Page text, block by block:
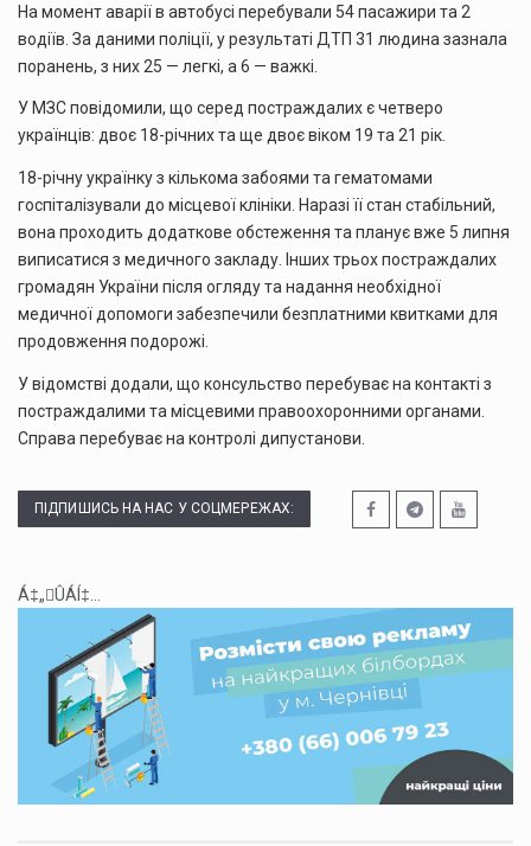
На момент аварії в автобусі перебували 54 пасажири та 2
водіїв. За даними поліції, у результаті ДТП 31 людина зазнала
поранень, з них 25 — легкі, а 6 — важкі.
У МЗС повідомили, що серед постраждалих є четверо
українців: двоє 18-річних та ще двоє віком 19 та 21 рік.
18-річну українку з кількома забоями та гематомами
госпіталізували до місцевої клініки. Наразі її стан стабільний,
вона проходить додаткове обстеження та планує вже 5 липня
виписатися з медичного закладу. Інших трьох постраждалих
громадян України після огляду та надання необхідної
медичної допомоги забезпечили безплатними квитками для
продовження подорожі.
У відомстві додали, що консульство перебуває на контакті з
постраждалими та місцевими правоохоронними органами.
Справа перебуває на контролі дипустанови.
ПІДПИШИСЬ НА НАС У СОЦМЕРЕЖАХ:
Á‡„ÛÁÍ‡...